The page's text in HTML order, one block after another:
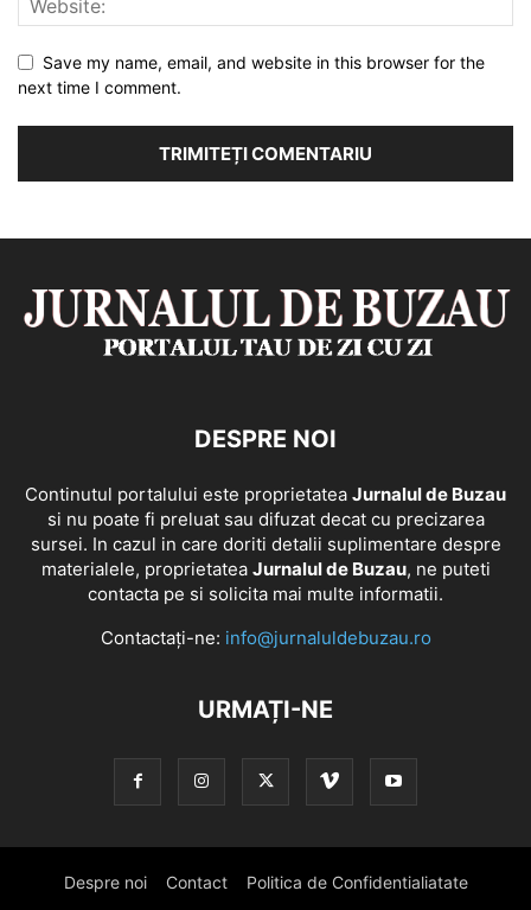
Save my name, email, and website in this browser for the
next time I comment.
DESPRE NOI
Continutul portalului este proprietatea Jurnalul de Buzau
si nu poate fi preluat sau difuzat decat cu precizarea
sursei. In cazul in care doriti detalii suplimentare despre
materialele, proprietatea Jurnalul de Buzau, ne puteti
contacta pe si solicita mai multe informatii.
Contactați-ne: info@jurnaluldebuzau.ro
URMAȚI-NE
Despre noi Contact Politica de Confidentialiatate